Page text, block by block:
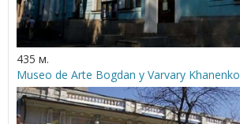
435 м.
Museo de Arte Bogdan y Varvary Khanenko